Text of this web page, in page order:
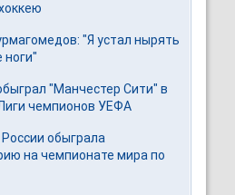
"Я устал нырять
ноги"
"Манчестер Сити" в
чемпионов УЕФА
обыграла
на чемпионате мира по